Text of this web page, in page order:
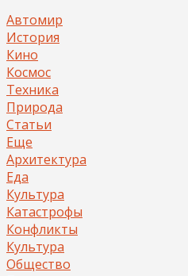
Автомир
История
Кино
Космос
Техника
Природа
Статьи
Еще
Архитектура
Еда
Культура
Катастрофы
Конфликты
Культура
Общество